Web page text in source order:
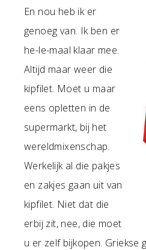
En nou heb ik er
genoeg van. Ik ben er
he-le-maal klaar mee.
Altijd maar weer die
kipfilet. Moet u maar
eens opletten in de
supermarkt, bij het
wereldmixenschap.
Werkelijk al die pakjes
en zakjes gaan uit van
kipfilet. Niet dat die
erbij zit, nee, die moet
u er zelf bijkopen. Griekse